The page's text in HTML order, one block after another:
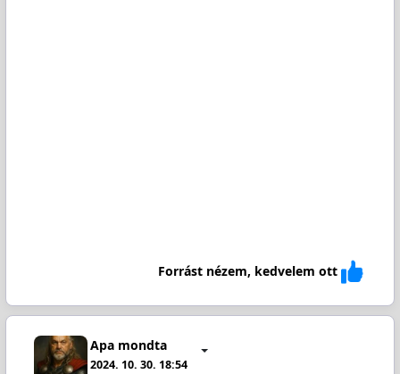
Forrást nézem, kedvelem ott
Apa mondta
2024. 10. 30. 18:54